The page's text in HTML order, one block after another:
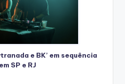
e BK’ em sequência
SP e RJ